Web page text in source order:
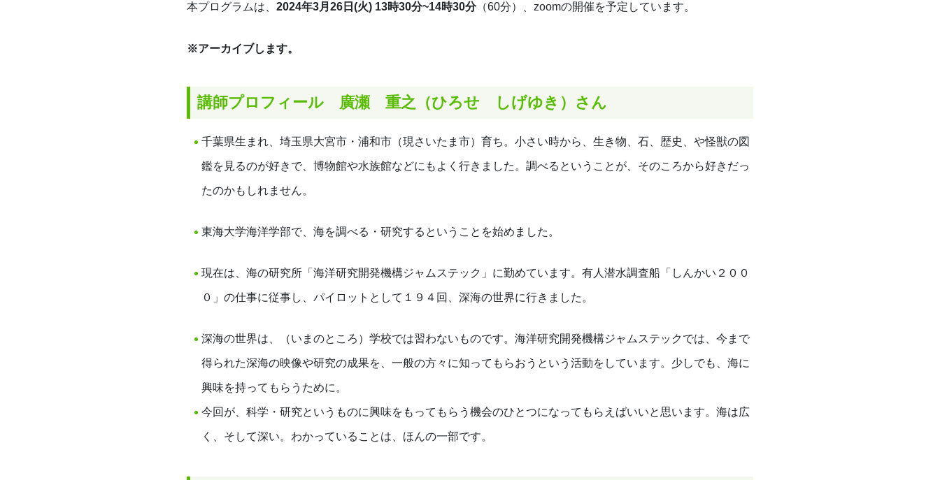
本プログラムは、 2024年3月26日(火) 13時30分~14時30分（60分）、zoomの開催を予定しています。
※アーカイブします。
講師プロフィール 廣瀬 重之（ひろせ しげゆき）さん
千葉県生まれ、埼玉県大宮市・浦和市（現さいたま市）育ち。小さい時から、生き物、石、歴史、や怪獣の図
鑑を見るのが好きで、博物館や水族館などにもよく行きました。調べるということが、そのころから好きだっ
たのかもしれません。
東海大学海洋学部で、海を調べる・研究するということを始めました。
現在は、海の研究所「海洋研究開発機構ジャムステック」に勤めています。有人潜水調査船「しんかい２００
０」の仕事に従事し、パイロットとして１９４回、深海の世界に行きました。
深海の世界は、（いまのところ）学校では習わないものです。海洋研究開発機構ジャムステックでは、今まで
得られた深海の映像や研究の成果を、一般の方々に知ってもらおうという活動をしています。少しでも、海に
興味を持ってもらうために。
今回が、科学・研究というものに興味をもってもらう機会のひとつになってもらえばいいと思います。海は広
く、そして深い。わかっていることは、ほんの一部です。